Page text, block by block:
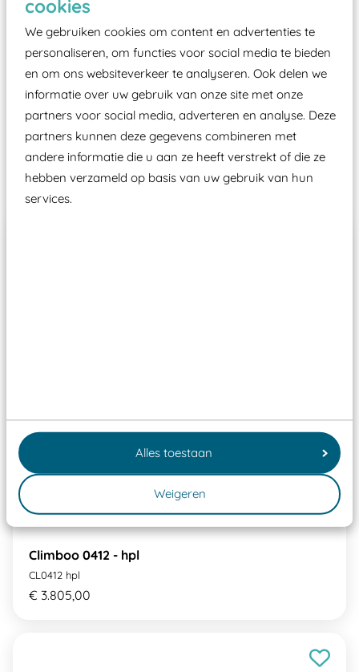
cookies
We gebruiken cookies om content en advertenties te
personaliseren, om functies voor social media te bieden
en om ons websiteverkeer te analyseren. Ook delen we
informatie over uw gebruik van onze site met onze
partners voor social media, adverteren en analyse. Deze
partners kunnen deze gegevens combineren met
andere informatie die u aan ze heeft verstrekt of die ze
hebben verzameld op basis van uw gebruik van hun
services.
Alles toestaan
Weigeren
moet zijn van een typekeuring, -plaatje en
certificering, uitgegeven door een Nederlands
aangewezen keuringsinstantie?
Wij ook speeltoestellen kunnen laten keuren zodat
ze toch binnen het Warenwetbesluit Attractie- en
Speeltoestellen vallen?
Past er goed bij
Climboo 0412 - hpl
CL0412 hpl
€ 3.805,00